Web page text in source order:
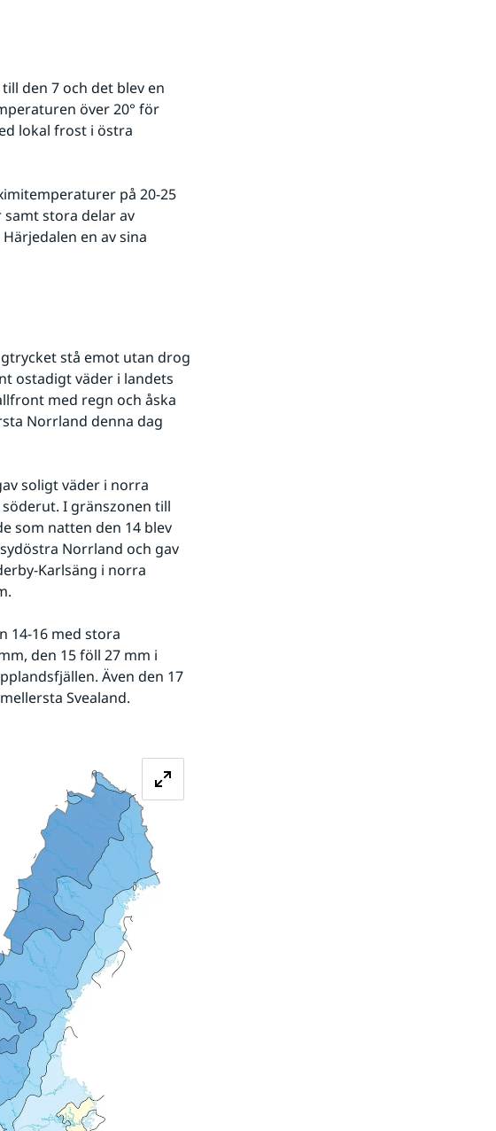
den 7 och det blev en
över 20° för
lokal frost i östra
på 20-25
stora delar av
en av sina
stå emot utan drog
ostadigt väder i landets
med regn och åska
Norrland denna dag
soligt väder i norra
I gränszonen till
som natten den 14 blev
Norrland och gav
Karlsäng i norra
14-16 med stora
den 15 föll 27 mm i
Även den 17
Svealand.